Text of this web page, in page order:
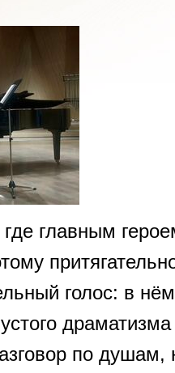
главным
голос: в
по